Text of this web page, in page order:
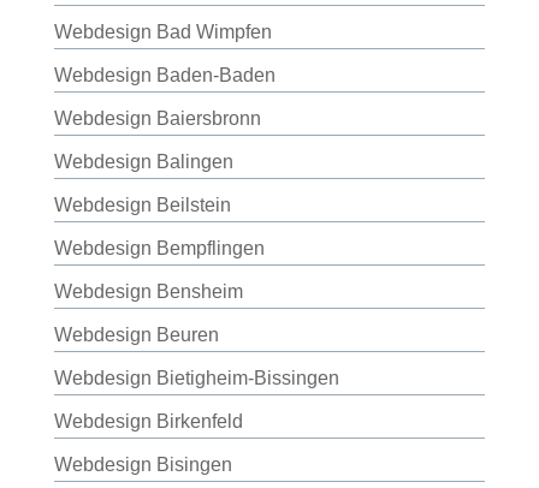
Webdesign Bad Wimpfen
Webdesign Baden-Baden
Webdesign Baiersbronn
Webdesign Balingen
Webdesign Beilstein
Webdesign Bempflingen
Webdesign Bensheim
Webdesign Beuren
Webdesign Bietigheim-Bissingen
Webdesign Birkenfeld
Webdesign Bisingen